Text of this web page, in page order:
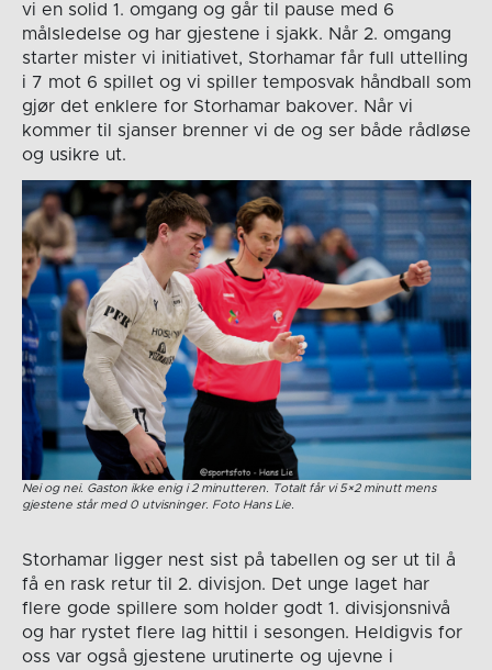
vi en solid 1. omgang og går til pause med 6
målsledelse og har gjestene i sjakk. Når 2. omgang
starter mister vi initiativet, Storhamar får full uttelling
i 7 mot 6 spillet og vi spiller temposvak håndball som
gjør det enklere for Storhamar bakover. Når vi
kommer til sjanser brenner vi de og ser både rådløse
og usikre ut.
Nei og nei. Gaston ikke enig i 2 minutteren. Totalt får vi 5×2 minutt mens
gjestene står med 0 utvisninger. Foto Hans Lie.
Storhamar ligger nest sist på tabellen og ser ut til å
få en rask retur til 2. divisjon. Det unge laget har
flere gode spillere som holder godt 1. divisjonsnivå
og har rystet flere lag hittil i sesongen. Heldigvis for
oss var også gjestene urutinerte og ujevne i